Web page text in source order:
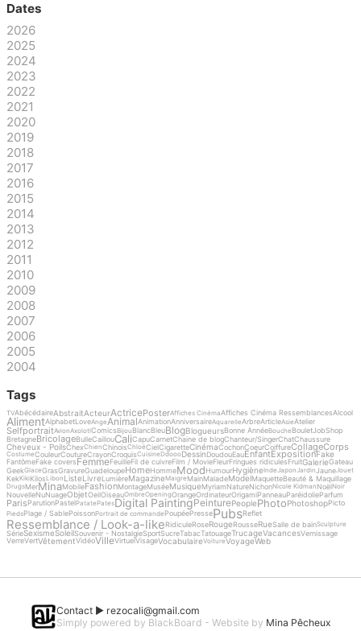
Dates
2026
2025
2024
2023
2022
2021
2020
2019
2018
2017
2016
2015
2014
2013
2012
2011
2010
2009
2008
2007
2006
2005
2004
Tags
TVAbécédaireAbstraitActeurActricePosterAffiches CinémaAffiches Cinéma RessemblancesAlcool
AlimentAlphabetLoveAngeAnimalAnimationAnniversaireAquarelleArbreArticleAsieAtelier
SelfportraitAvionAxolotlComicsBijou BlancBleuBlogBlogueursBonne AnnéeBouche BouletJobShop
BretagneBricolageBulleCaillouCaliCapuCarnetChaine de blogChanteur/SingerChatChaussure
Cheveux - PoilsChexChienChinoisChloéCielCigaretteCinémaCochonCoeurCoiffureCollageCorps
CostumeCouleurCoutureCrayonCroquisCuisineDdoooDessinDoudouEauEnfantExpositionFake
FantômeFake coversFemmeFeuilleFil de cuivreFilm / MovieFleurFringues ridiculesFruitGalerieGateau
GeekGlaceGrasGravureGuadeloupeHomeHommeMoodHumourHygièneIndeJaponJardinJauneJouet
KekKikiKilosLibon ListeLivreLumièreMagazineMaigre MainMaladeModelMaquetteBeauté & Maquillage
DrugsMerMinaMobileFashionMontageMuséeMusiqueMyriamNatureNichonNicole Kidman NoëlNoir
NouvelleNuNuageObjetOeilOiseauOmbreOpeningOrangeOrdinateurOrigamiPanneauParéidolieParfum
ParisParutionPastel PatatePatesDigital PaintingPeinturePeoplePhotoPhotoshopPicto
PiedsPlage / SablePoissonPortrait de commande PoupéePressePubsReflet
Ressemblance / Look-a-likeRidiculeRoseRougeRousseRueSalle de bainSculpture
SérieSexismeSoleilSouvenir - NostalgieSportSucreTabacTatouageTrucageVacancesVernissage
VerreVertVêtementVidéoVilleVirtuelVisageVocabulaireVoitureVoyageWeb
Contact ► rezocali@gmail.com
Simply powered by BlackBoard - Website by Mina Pêcheux